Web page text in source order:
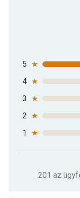
5 ★
4 ★
3
★
2 ★
1
★
201 az